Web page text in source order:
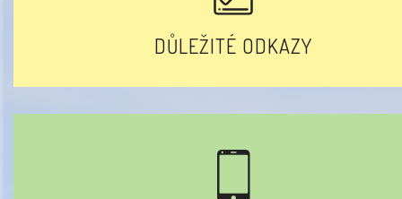
DŮLEŽITÉ ODKAZY